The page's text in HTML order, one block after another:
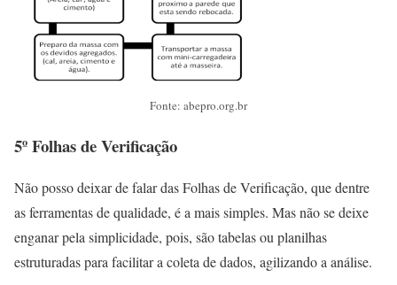
Fonte: abepro.org.br
5º Folhas de Verificação
Não posso deixar de falar das Folhas de Verificação, que dentre
as ferramentas de qualidade, é a mais simples. Mas não se deixe
enganar pela simplicidade, pois, são tabelas ou planilhas
estruturadas para facilitar a coleta de dados, agilizando a análise.